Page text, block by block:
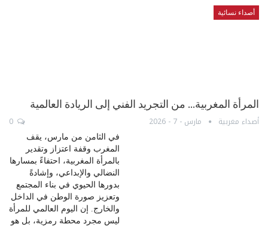
أصداء نسائية
المرأة المغربية… من التجريد الفني إلى الريادة العالمية
أصداء مغربية مارس - 7 - 2026
في الثامن من مارس، يقف
المغرب وقفة اعتزاز وتقدير
بالمرأة المغربية، احتفاءً بمسارها
النضالي والإبداعي، وإشادةً
بدورها الحيوي في بناء المجتمع
وتعزيز صورة الوطن في الداخل
والخارج. إن اليوم العالمي للمرأة
ليس مجرد محطة رمزية، بل هو